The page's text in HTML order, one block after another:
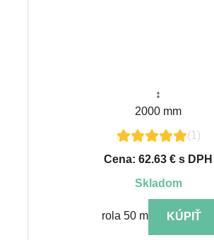
↕
2000 mm
(1)
Cena: 62.63 € s DPH
skladom
rola 50 m KÚPIŤ